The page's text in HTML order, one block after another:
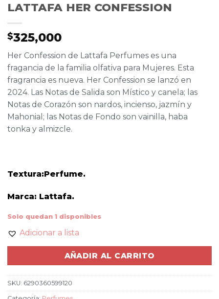
LATTAFA HER CONFESSION
$325,000
Her Confession de Lattafa Perfumes es una
fragancia de la familia olfativa para Mujeres. Esta
fragrancia es nueva. Her Confession se lanzó en
2024. Las Notas de Salida son Místico y canela; las
Notas de Corazón son nardos, incienso, jazmín y
Mahonial; las Notas de Fondo son vainilla, haba
tonka y almizcle.
Textura:Perfume.
Marca: Lattafa.
Solo quedan 1 disponibles
Adicionar a lista
AÑADIR AL CARRITO
SKU: 6290360599120